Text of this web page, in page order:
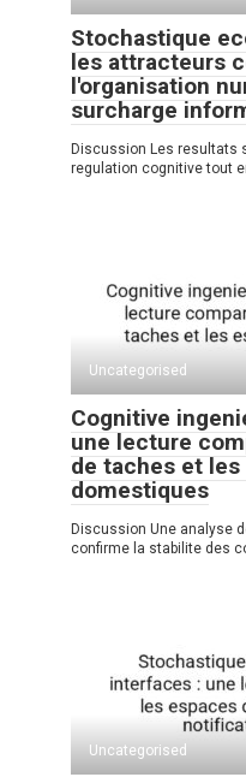
Stochastique
les attracteurs
l'organisation
surcharge
Discussion Les resultats
regulation cognitive tout
Uncategorised
Cognitive
une lecture
de taches et les
domestiques
Discussion Une analyse
confirme la stabilite des
Uncategorised